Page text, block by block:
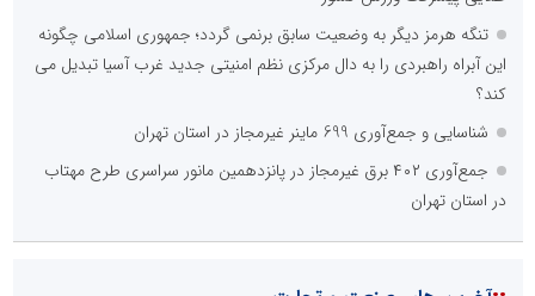
تنگه هرمز دیگر به وضعیت سابق برنمی گردد؛ جمهوری اسلامی چگونه
این آبراه راهبردی را به دال مرکزی نظم امنیتی جدید غرب آسیا تبدیل می
کند؟
شناسایی و جمع‌آوری 699 ماینر غیرمجاز در استان تهران
جمع‌آوری ۴۰۲ برق غیرمجاز در پانزدهمین مانور سراسری طرح مهتاب
در استان تهران